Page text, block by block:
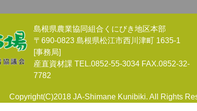
島根県農業協同組合くにびき地区本部
〒690-0823 島根県松江市西川津町 1635-1
[事務局]
産直資材課 TEL.0852-55-3034 FAX.0852-32-
7782
Copyright(C)2018 JA-Shimane Kunibiki. All Rights